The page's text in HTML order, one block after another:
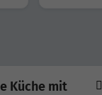
Küche mit